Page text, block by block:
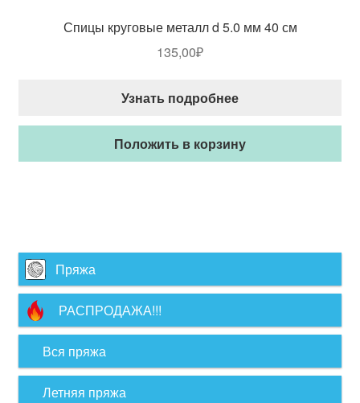
Спицы круговые металл d 5.0 мм 40 см
135,00₽
Узнать подробнее
Положить в корзину
Пряжа
РАСПРОДАЖА!!!
Вся пряжа
Летняя пряжа